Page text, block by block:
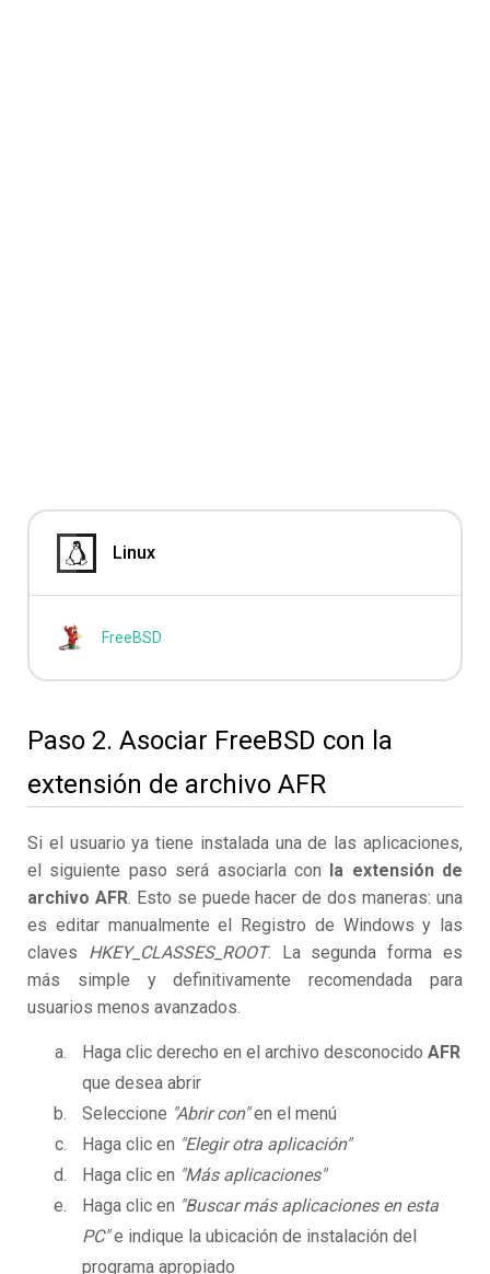
Linux
FreeBSD
Paso 2. Asociar FreeBSD con la
extensión de archivo AFR
Si el usuario ya tiene instalada una de las aplicaciones,
el siguiente paso será asociarla con la extensión de
archivo AFR. Esto se puede hacer de dos maneras: una
es editar manualmente el Registro de Windows y las
claves HKEY_CLASSES_ROOT. La segunda forma es
más simple y definitivamente recomendada para
usuarios menos avanzados.
Haga clic derecho en el archivo desconocido AFR
que desea abrir
Seleccione "Abrir con"en el menú
Haga clic en "Elegir otra aplicación"
Haga clic en "Más aplicaciones"
Haga clic en "Buscar más aplicaciones en esta
PC"e indique la ubicación de instalación del
programa apropiado